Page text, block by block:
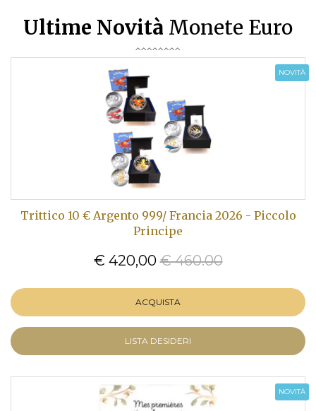
Ultime Novità Monete Euro
NOVITÀ
Trittico 10 € Argento 999/ Francia 2026 - Piccolo
Principe
€ 420,00 € 460.00
ACQUISTA
LISTA DESIDERI
NOVITÀ